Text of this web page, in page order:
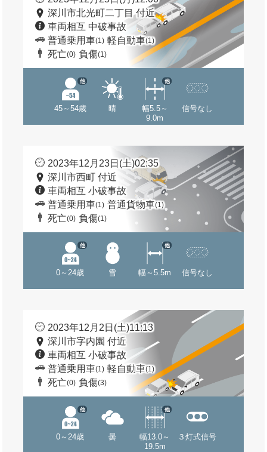
深川市北光町二丁目 付近
車両相互 中破事故
普通乗用車(1) 軽自動車(1)
死亡(0) 負傷(1)
45～54歳
他
晴
幅5.5～
9.0m
他
信号なし
2023年12月23日(土)02:35
深川市西町 付近
車両相互 小破事故
普通乗用車(1) 普通貨物車(1)
死亡(0) 負傷(1)
0～24歳
他
雪 幅～5.5m
他
信号なし
2023年12月2日(土)11:13
深川市字内園 付近
車両相互 小破事故
普通乗用車(1) 軽自動車(1)
死亡(0) 負傷(3)
0～24歳
他
曇
幅13.0～
19.5m
他
３灯式信号